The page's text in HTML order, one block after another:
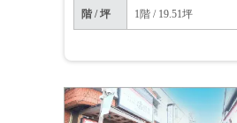
階 / 坪 1階 / 19.51坪